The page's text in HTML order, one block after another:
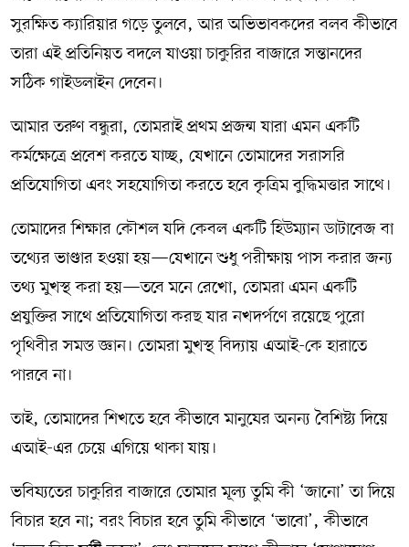
সুরক্ষিত ক্যারিয়ার গড়ে তুলবে, আর অভিভাবকদের বলব কীভাবে
তারা এই প্রতিনিয়ত বদলে যাওয়া চাকুরির বাজারে সন্তানদের
সঠিক গাইডলাইন দেবেন।
আমার তরুণ বন্ধুরা, তোমরাই প্রথম প্রজন্ম যারা এমন একটি
কর্মক্ষেত্রে প্রবেশ করতে যাচ্ছ, যেখানে তোমাদের সরাসরি
প্রতিযোগিতা এবং সহযোগিতা করতে হবে কৃত্রিম বুদ্ধিমত্তার সাথে।
তোমাদের শিক্ষার কৌশল যদি কেবল একটি হিউম্যান ডাটাবেজ বা
তথ্যের ভাণ্ডার হওয়া হয়—যেখানে শুধু পরীক্ষায় পাস করার জন্য
তথ্য মুখস্থ করা হয়—তবে মনে রেখো, তোমরা এমন একটি
প্রযুক্তির সাথে প্রতিযোগিতা করছ যার নখদর্পণে রয়েছে পুরো
পৃথিবীর সমস্ত জ্ঞান। তোমরা মুখস্থ বিদ্যায় এআই-কে হারাতে
পারবে না।
তাই, তোমাদের শিখতে হবে কীভাবে মানুষের অনন্য বৈশিষ্ট্য দিয়ে
এআই-এর চেয়ে এগিয়ে থাকা যায়।
ভবিষ্যতের চাকুরির বাজারে তোমার মূল্য তুমি কী ‘জানো’ তা দিয়ে
বিচার হবে না; বরং বিচার হবে তুমি কীভাবে ‘ভাবো’, কীভাবে